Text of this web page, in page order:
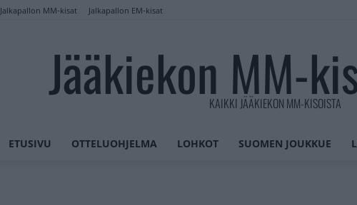
Jalkapallon MM-kisat Jalkapallon EM-kisat
Jääkiekon MM-
KAIKKI JÄÄKIEKON MM-KISOISTA
ETUSIVU OTTELUOHJELMA LOHKOT SUOMEN JOUKKUE